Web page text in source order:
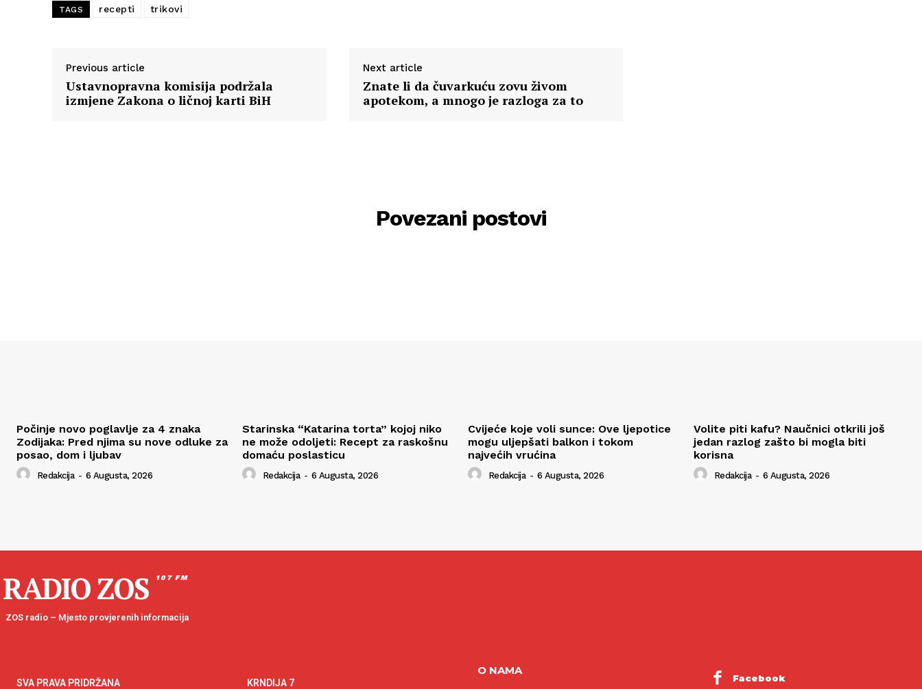
TAGS recepti trikovi
Previous article
Ustavnopravna komisija podržala
izmjene Zakona o ličnoj karti BiH
Next article
Znate li da čuvarkuću zovu živom
apotekom, a mnogo je razloga za to
Povezani postovi
Počinje novo poglavlje za 4 znaka
Zodijaka: Pred njima su nove odluke za
posao, dom i ljubav
Redakcija - 6 Augusta, 2026
Starinska “Katarina torta” kojoj niko
ne može odoljeti: Recept za raskošnu
domaću poslasticu
Redakcija - 6 Augusta, 2026
Cvijeće koje voli sunce: Ove ljepotice
mogu uljepšati balkon i tokom
najvećih vrućina
Redakcija - 6 Augusta, 2026
Volite piti kafu? Naučnici otkrili još
jedan razlog zašto bi mogla biti
korisna
Redakcija - 6 Augusta, 2026
RADIO ZOS 107 FM
ZOS radio – Mjesto provjerenih informacija
SVA PRAVA PRIDRŽANA KRNDIJA 7
O NAMA
Facebook